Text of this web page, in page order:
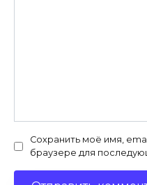
Сохранить моё имя,
браузере для